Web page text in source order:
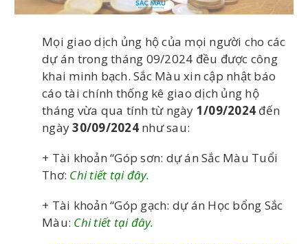
Mọi giao dịch ủng hộ của mọi người cho các
dự án trong tháng 09/2024 đều được công
khai minh bạch. Sắc Màu xin cập nhật báo
cáo tài chính thống kê giao dịch ủng hộ
tháng vừa qua tính từ ngày 1/09/2024 đến
ngày30/09/2024như sau:
+ Tài khoản “Góp sơn: dự án Sắc Màu Tuổi
Thơ: Chi tiết tại đây.
+ Tài khoản “Góp gạch: dự án Học bổng Sắc
Màu: Chi tiết tại đây.